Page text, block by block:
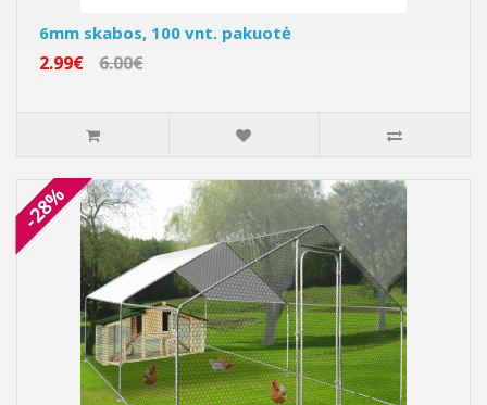
6mm skabos, 100 vnt. pakuotė
2.99€ 6.00€
-28%